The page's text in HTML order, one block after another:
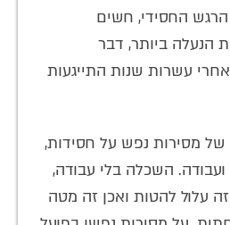
החסידי, חשים
הנעלה ביותר, דבר
עשרות שנות התייגעות
מסירות נפש על חסידות,
השכלה בלי עבודה,
עלול להטות ואכן זה מטה